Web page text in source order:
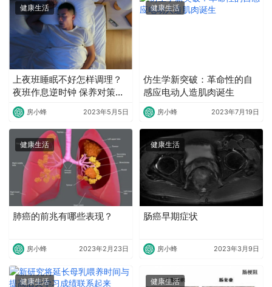
健康生活
上夜班睡眠不好怎样调理？
夜班作息逆时钟 保养对策助
好眠
房小蜂 2023年5月5日
健康生活
仿生学新突破：革命性的自
感应电动人造肌肉诞生
房小蜂 2023年7月19日
健康生活
肺癌的前兆有哪些表现？
房小蜂 2023年2月23日
健康生活
肠癌早期症状
房小蜂 2023年3月9日
健康生活 健康生活